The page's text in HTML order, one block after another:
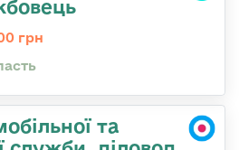
грн
та